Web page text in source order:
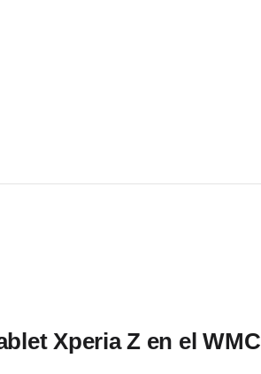
Xperia Z en el WMC